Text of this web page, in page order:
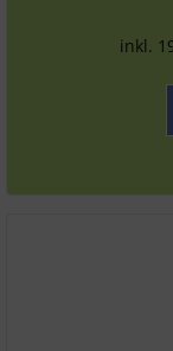
inkl.